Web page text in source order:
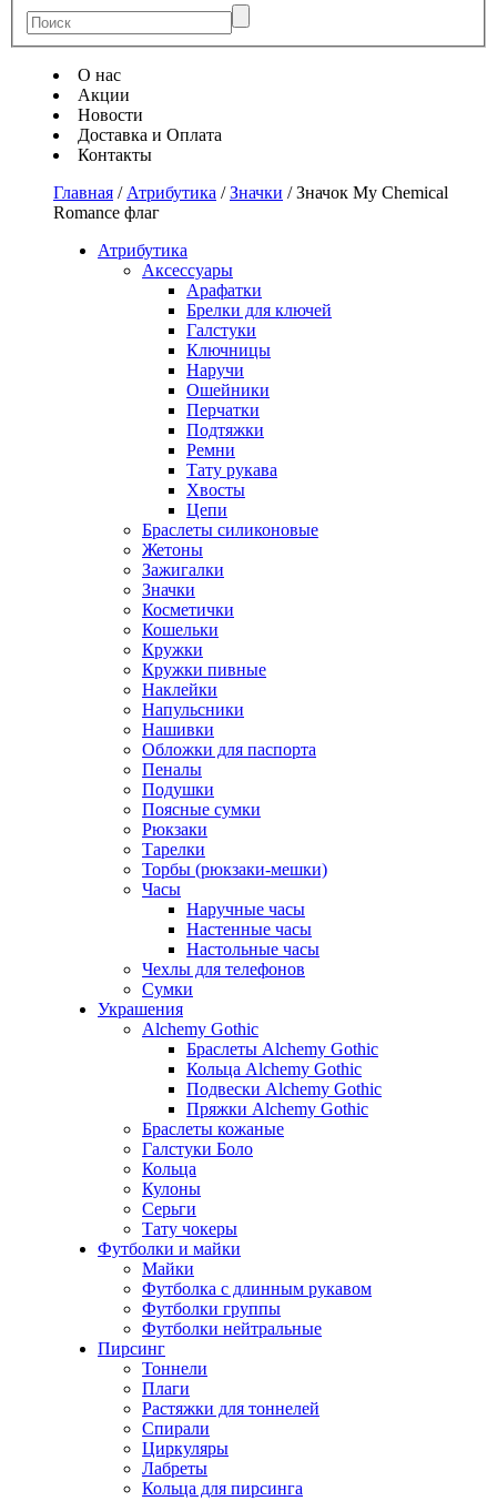
О нас
Акции
Новости
Доставка и Оплата
Контакты
Главная / Атрибутика /Значки /Значок My Chemical
Romance флаг
Атрибутика
Аксессуары
Арафатки
Брелки для ключей
Галстуки
Ключницы
Наручи
Ошейники
Перчатки
Подтяжки
Ремни
Тату рукава
Хвосты
Цепи
Браслеты силиконовые
Жетоны
Зажигалки
Значки
Косметички
Кошельки
Кружки
Кружки пивные
Наклейки
Напульсники
Нашивки
Обложки для паспорта
Пеналы
Подушки
Поясные сумки
Рюкзаки
Тарелки
Торбы (рюкзаки-мешки)
Часы
Наручные часы
Настенные часы
Настольные часы
Чехлы для телефонов
Сумки
Украшения
Alchemy Gothic
Браслеты Alchemy Gothic
Кольца Alchemy Gothic
Подвески Alchemy Gothic
Пряжки Alchemy Gothic
Браслеты кожаные
Галстуки Боло
Кольца
Кулоны
Серьги
Тату чокеры
Футболки и майки
Майки
Футболка с длинным рукавом
Футболки группы
Футболки нейтральные
Пирсинг
Тоннели
Плаги
Растяжки для тоннелей
Спирали
Циркуляры
Лабреты
Кольца для пирсинга